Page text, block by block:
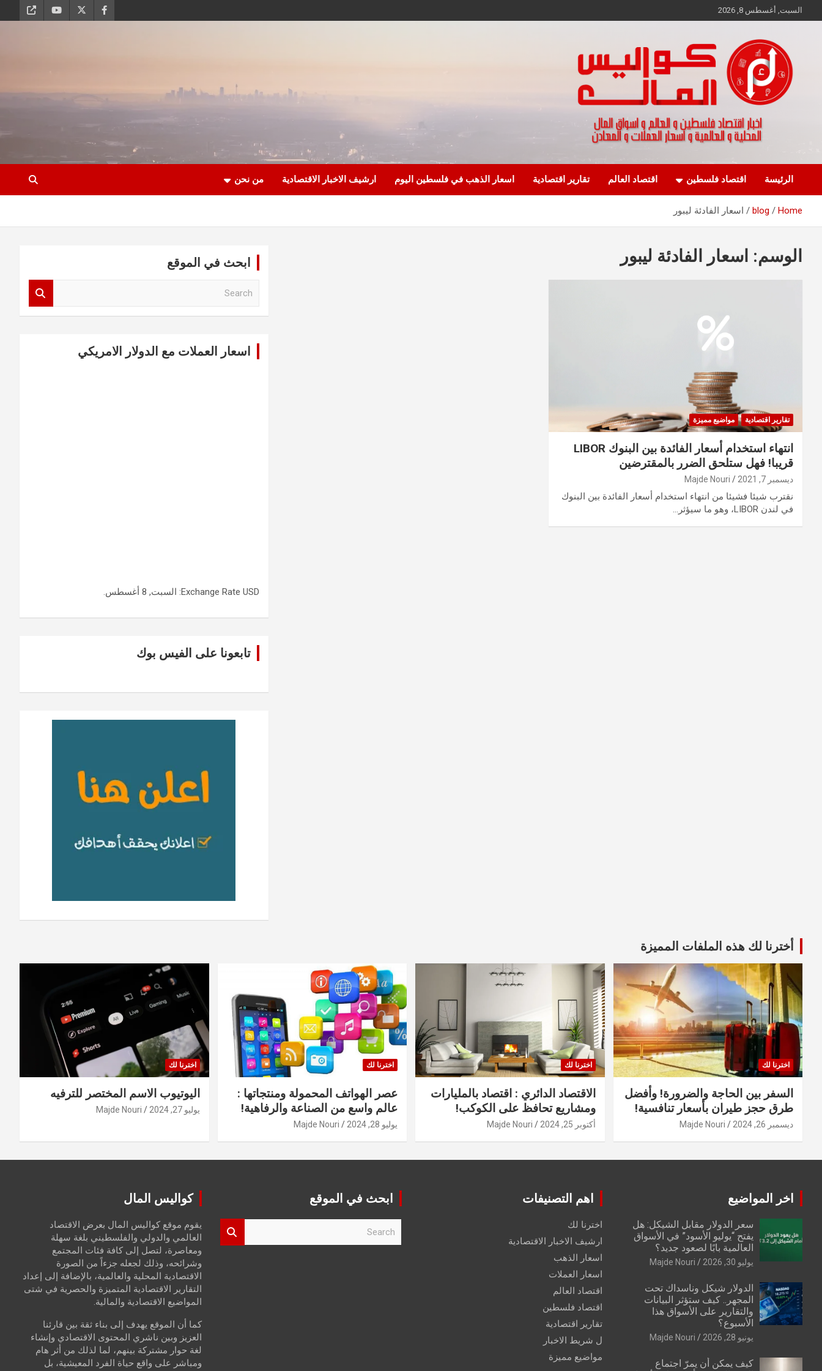
to
السبت, أغسطس 8, 2026
كواليس المال
الرئيسة اقتصاد فلسطين اقتصاد العالم تقارير اقتصادية اسعار الذهب في فلسطين اليوم ارشيف الاخبار الاقتصادية من نحن
Home
blog اسعار الفادئة ليبور
الوسم: اسعار الفادئة ليبور
تقارير اقتصادية مواضيع مميزة
انتهاء استخدام أسعار الفائدة بين البنوك LIBOR
قريبا! فهل ستلحق الضرر بالمقترضين
ديسمبر 7, 2021 Majde Nouri
نقترب شيئا فشيئا من انتهاء استخدام أسعار الفائدة بين البنوك
في لندن LIBOR، وهو ما سيؤثر…
ابحث في الموقع
اسعار العملات مع الدولار الامريكي
Exchange Rate USD : السبت, 8 أغسطس.
تابعونا على الفيس بوك
أخترنا لك هذه الملفات المميزة
اخترنا لك
السفر بين الحاجة والضرورة! وأفضل
طرق حجز طيران بأسعار تنافسية!
ديسمبر 26, 2024 Majde Nouri
اخترنا لك
الاقتصاد الدائري : اقتصاد بالمليارات
ومشاريع تحافظ على الكوكب!
أكتوبر 25, 2024 Majde Nouri
اخترنا لك
عصر الهواتف المحمولة ومنتجاتها :
عالم واسع من الصناعة والرفاهية!
يوليو 28, 2024 Majde Nouri
اخترنا لك
اليوتيوب الاسم المختصر للترفيه
يوليو 27, 2024 Majde Nouri
اخر المواضيع
سعر الدولار مقابل الشيكل: هل
يفتح “يوليو الأسود” في الأسواق
العالمية بابًا لصعود جديد؟
يوليو 30, 2026 Majde Nouri
الدولار شيكل وناسداك تحت
المجهر.. كيف ستؤثر البيانات
والتقارير على الأسواق هذا
الأسبوع؟
يونيو 28, 2026 Majde Nouri
كيف يمكن أن يمرّ اجتماع
اهم التصنيفات
اخترنا لك
ارشيف الاخبار الاقتصادية
اسعار الذهب
اسعار العملات
اقتصاد العالم
اقتصاد فلسطين
تقارير اقتصادية
ل شريط الاخبار
مواضيع مميزة
ابحث في الموقع كواليس المال
يقوم موقع كواليس المال بعرض الاقتصاد
العالمي والدولي والفلسطيني بلغة سهلة
ومعاصرة، لتصل إلى كافة فئات المجتمع
وشرائحه، وذلك لجعله جزءاً من الصورة
الاقتصادية المحلية والعالمية، بالإضافة إلى إعداد
التقارير الاقتصادية المتميزة والحصرية في شتى
المواضيع الاقتصادية والمالية.
كما أن الموقع يهدف إلى بناء ثقة بين قارئنا
العزيز وبين ناشري المحتوى الاقتصادي وإنشاء
لغة حوار مشتركة بينهم، لما لذلك من أثر هام
ومباشر على واقع حياة الفرد المعيشية، بل